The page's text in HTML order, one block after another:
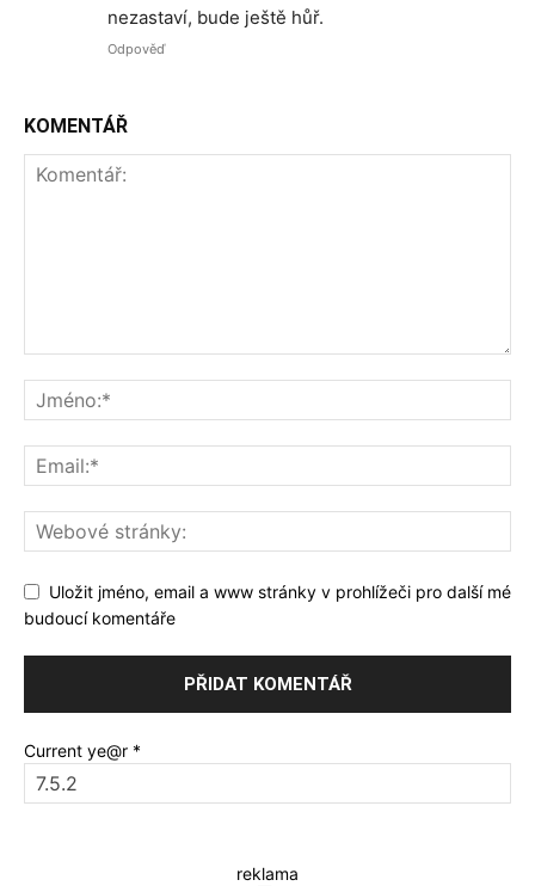
nezastaví, bude ještě hůř.
Odpověď
KOMENTÁŘ
Uložit jméno, email a www stránky v prohlížeči pro další mé
budoucí komentáře
Current ye@r *
reklama